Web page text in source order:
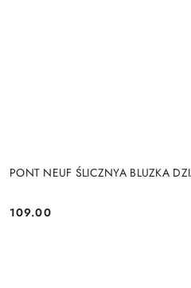
PONT NEUF ŚLICZNYA BLUZKA
Cena:
109.00